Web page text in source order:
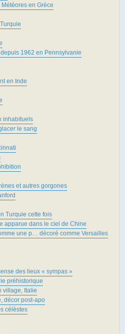
en Grèce
1962 en Pennsylvanie
en Inde
inhabituels
le sang
et autres gorgones
Turquie cette fois
apparue dans le ciel de Chine
une p… décoré comme Versailles
des lieux « sympas »
préhistorique
village, Italie
décor post-apo
célèstes